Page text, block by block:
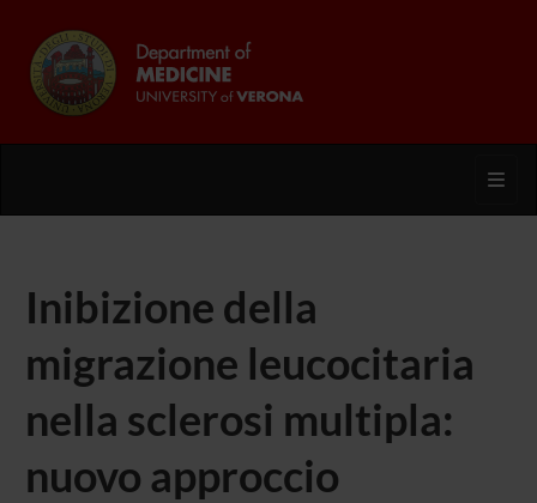
Inibizione della
migrazione leucocitaria
nella sclerosi multipla:
nuovo approccio